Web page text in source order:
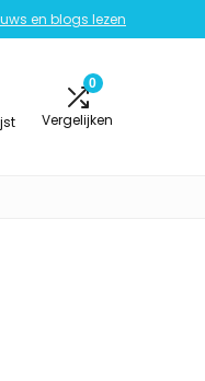
en blogs lezen
0
Vergelijken